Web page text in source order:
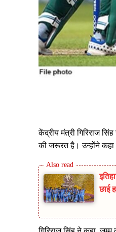
केंद्रीय मंत्री गिरिराज
की जरूरत है। उन्होंने कहा
छाई